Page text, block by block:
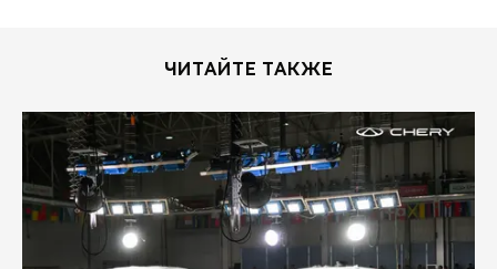
БЛАГОТВОРИТЕЛЬНОСТЬ
CHERY REMOTE
CHERY И СПОРТ
НАШИ МЕРОПРИЯТИЯ
ЧИТАЙТЕ ТАКЖЕ